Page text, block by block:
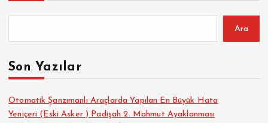
Ara
Son Yazılar
Otomatik Şanzımanlı Araçlarda Yapılan En Büyük Hata
Yeniçeri (Eski Asker ) Padişah 2. Mahmut Ayaklanması